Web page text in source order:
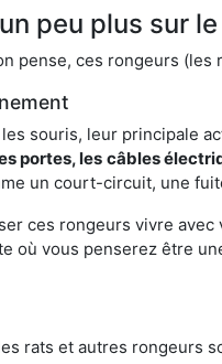
peu plus sur
pense, ces rongeurs
souris, leur principale
portes, les câbles
un court-circuit, une
ces rongeurs vivre
où vous penserez être
rats et autres rongeurs